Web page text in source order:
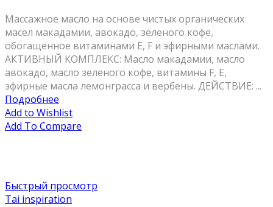
Массажное масло на основе чистых органических
масел макадамии, авокадо, зеленого кофе,
обогащенное витаминами Е, F и эфирными маслами.
AКТИВНЫЙ КОМПЛЕКС: Масло макадамии, масло
авокадо, масло зеленого кофе, витамины F, Е,
эфирные масла лемонграсса и вербены. ДЕЙСТВИЕ: ...
Подробнее
Add to Wishlist
Add To Compare
Быстрый просмотр
Tai inspiration